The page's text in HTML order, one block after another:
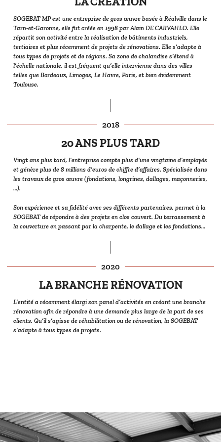
SOGEBAT MP est une entreprise de gros œuvre basée à Réalville dans le
Tarn-et-Garonne, elle fut créée en 1998 par Alain DE CARVAHLO. Elle
répartit son activité entre la réalisation de bâtiments industriels,
tertiaires et plus récemment de projets de rénovations. Elle s’adapte à
tous types de projets et de régions. Sa zone de chalandise s’étend à
l’échelle nationale, il est fréquent qu’elle intervienne dans des villes
telles que Bordeaux, Limoges, Le Havre, Paris, et bien évidemment
Toulouse.
2018
20 ANS PLUS TARD
Vingt ans plus tard, l’entreprise compte plus d’une vingtaine d’employés
et génère plus de 8 millions d’euros de chiffre d’affaires. Spécialisée dans
les travaux de gros œuvre (fondations, longrines, dallages, maçonneries,
…).
Son expérience et sa fidélité avec ses différents partenaires, permet à la
SOGEBAT de répondre à des projets en clos couvert. Du terrassement à
la couverture en passant par la charpente, le dallage et les fondations…
2020
LA BRANCHE RÉNOVATION
L’entité a récemment élargi son panel d’activités en créant une branche
rénovation afin de répondre à une demande plus large de la part de ses
clients. Qu’il s’agisse de réhabilitation ou de rénovation, la SOGEBAT
s’adapte à tous types de projets.